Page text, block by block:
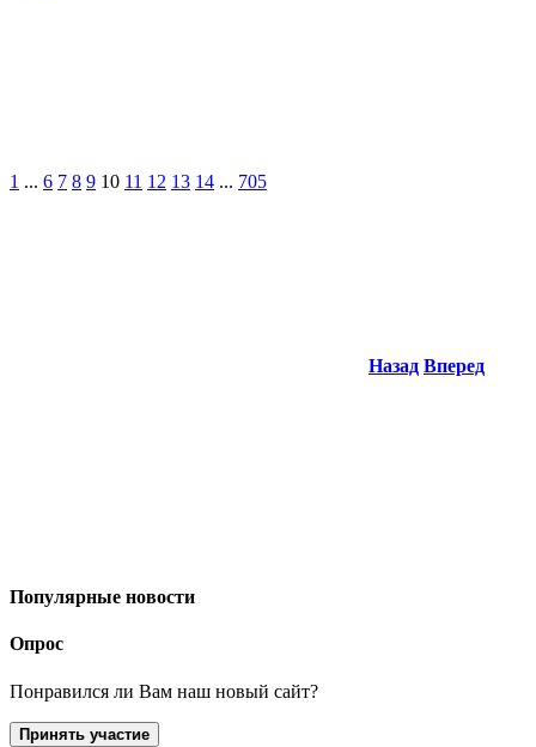
1 ... 6 7 8 9 10 11 12 13 14 ... 705
Назад Вперед
Популярные новости
Опрос
Понравился ли Вам наш новый сайт?
Принять участие